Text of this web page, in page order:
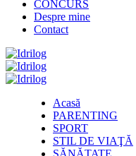
CONCURS
Despre mine
Contact
Acasă
PARENTING
SPORT
STIL DE VIAŢĂ
SĂNĂTATE